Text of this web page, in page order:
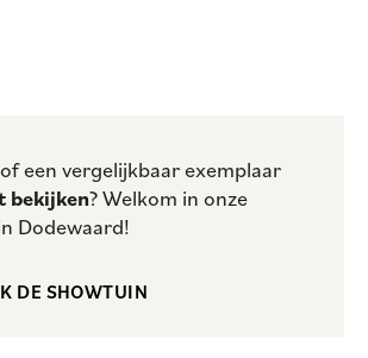
een vergelijkbaar exemplaar
bekijken? Welkom in onze
Dodewaard!
DE SHOWTUIN